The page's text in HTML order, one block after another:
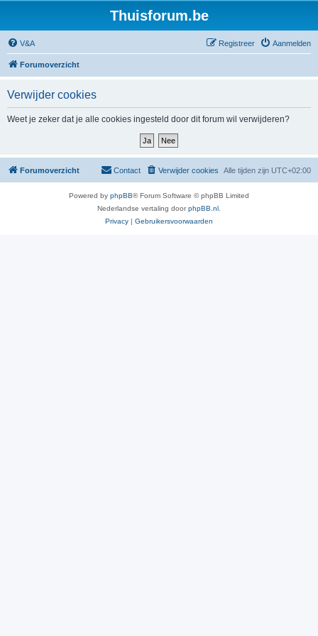
Thuisforum.be
V&A Aanmelden
Registreer
Forumoverzicht
Verwijder cookies
Weet je zeker dat je alle cookies ingesteld door dit forum wil verwijderen?
Forumoverzicht Alle tijden zijn UTC+02:00
Verwijder cookies
Contact
Powered by phpBB® Forum Software © phpBB Limited
Nederlandse vertaling doorphpBB.nl
Privacy | Gebruikersvoorwaarden